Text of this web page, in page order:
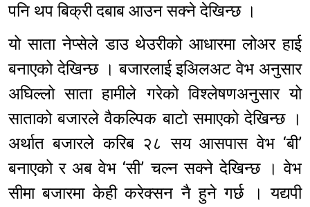
पनि थप बिक्री दबाब आउन सक्ने देखिन्छ ।
यो साता नेप्सेले डाउ थेउरीको आधारमा लोअर हाई
बनाएको देखिन्छ । बजारलाई इअिलअट वेभ अनुसार
अघिल्लो साता हामीले गरेको विश्लेषणअनुसार यो
साताको बजारले वैकल्पिक बाटो समाएको देखिन्छ ।
अर्थात बजारले करिब २८ सय आसपास वेभ ‘बी’
बनाएको र अब वेभ ‘सी’ चल्न सक्ने देखिन्छ । वेभ
सीमा बजारमा केही करेक्सन नै हुने गर्छ । यद्यपी